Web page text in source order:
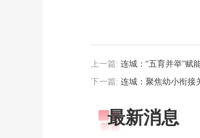
上一篇: 连城：“五育并举”赋
下一篇: 连城：聚焦幼小衔接
最新消息